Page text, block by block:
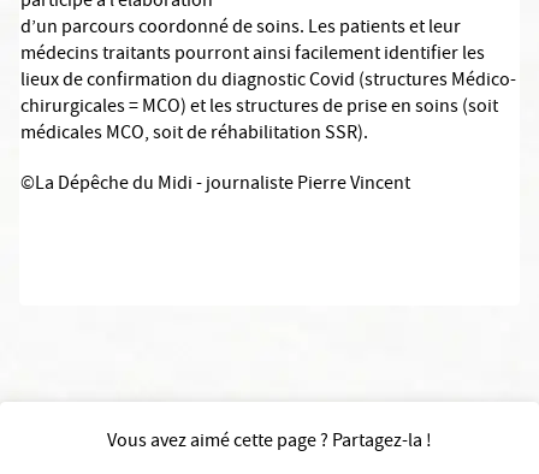
d’un parcours coordonné de soins. Les patients et leur
médecins traitants pourront ainsi facilement identifier les
lieux de confirmation du diagnostic Covid (structures Médico-
chirurgicales = MCO) et les structures de prise en soins (soit
médicales MCO, soit de réhabilitation SSR).
©La Dépêche du Midi - journaliste Pierre Vincent
Vous avez aimé cette page ? Partagez-la !